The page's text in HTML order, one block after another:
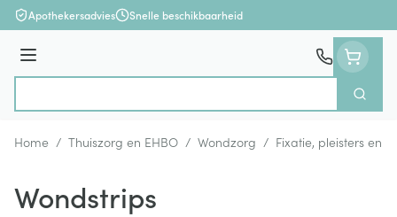
Ga naar de inhoud
Apothekersadvies Snelle beschikbaarheid
Menu
Zoek
Home / Thuiszorg en EHBO / Wondzorg / Fixatie, pleisters en
Wondstrips